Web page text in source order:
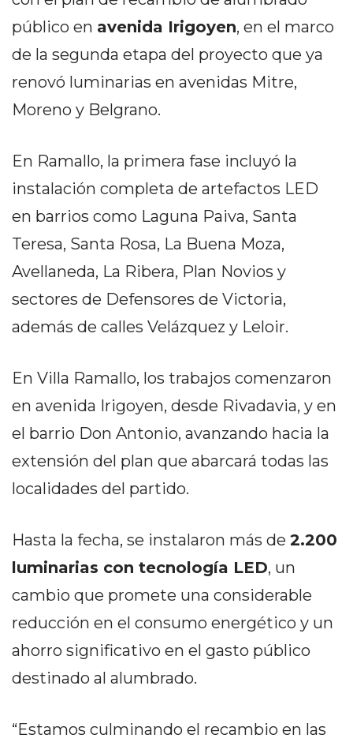
PEDIDOS POR WHATSAPP
EN ARGENTINA:
CHANGUITO.COM.AR VS
VENTA POR WHATSAPP
CÓMO RECIBIR PEDIDOS
WHATSAPP: LA GUÍA
DEFINITIVA PARA
RESTAURANTES Y
CÓMO ORGANIZAR LOS
POR WHATSAPP SIN QUE
SE TE PIERDA NINGUNO
Y
CONDICIONES
POLÍTICAS
MAPA
público en avenida Irigoyen, en el marco
de la segunda etapa del proyecto que ya
renovó luminarias en avenidas Mitre,
Moreno y Belgrano.
En Ramallo, la primera fase incluyó la
instalación completa de artefactos LED
en barrios como Laguna Paiva, Santa
Teresa, Santa Rosa, La Buena Moza,
Avellaneda, La Ribera, Plan Novios y
sectores de Defensores de Victoria,
además de calles Velázquez y Leloir.
En Villa Ramallo, los trabajos comenzaron
en avenida Irigoyen, desde Rivadavia, y en
el barrio Don Antonio, avanzando hacia la
extensión del plan que abarcará todas las
localidades del partido.
Hasta la fecha, se instalaron más de 2.200
luminarias con tecnología LED, un
cambio que promete una considerable
reducción en el consumo energético y un
ahorro significativo en el gasto público
destinado al alumbrado.
“Estamos culminando el recambio en las